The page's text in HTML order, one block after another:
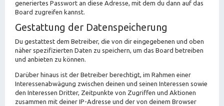
generiertes Passwort an diese Adresse, mit dem du dann auf das
Board zugreifen kannst.
Gestattung der Datenspeicherung
Du gestattest dem Betreiber, die von dir eingegebenen und oben
näher spezifizierten Daten zu speichern, um das Board betreiben
und anbieten zu können.
Darüber hinaus ist der Betreiber berechtigt, im Rahmen einer
Interessenabwägung zwischen deinen und seinen Interessen sowie
den Interessen Dritter, Zeitpunkte von Zugriffen und Aktionen
zusammen mit deiner IP-Adresse und der von deinem Browser